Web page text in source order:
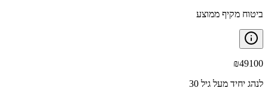
ביטוח מקיף ממוצע
₪49100
לנהג יחיד מעל גיל 30